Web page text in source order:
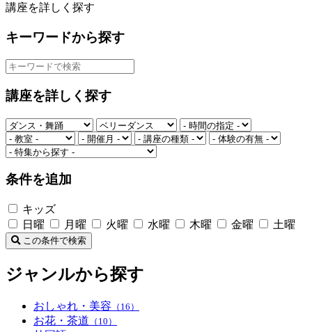
講座を詳しく探す
キーワードから探す
講座を詳しく探す
条件を追加
キッズ
日曜
月曜 火曜 水曜 木曜 金曜 土曜
この条件で検索
ジャンルから探す
おしゃれ・美容 （16）
お花・茶道 （10）